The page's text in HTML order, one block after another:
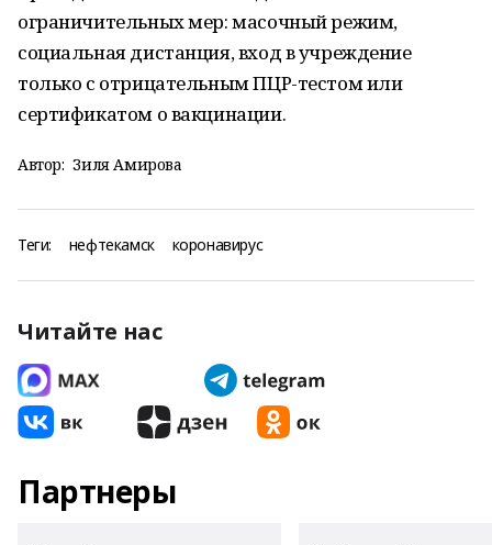
ограничительных мер: масочный режим,
социальная дистанция, вход в учреждение
только с отрицательным ПЦР-тестом или
сертификатом о вакцинации.
Автор: Зиля Амирова
Теги: нефтекамск коронавирус
Читайте нас
Партнеры